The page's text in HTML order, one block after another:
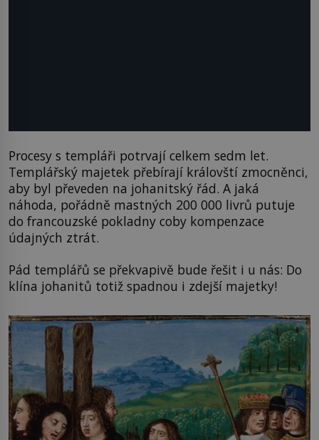
Procesy s templáři potrvají celkem sedm let.
Templářský majetek přebírají královští zmocněnci,
aby byl převeden na johanitský řád. A jaká
náhoda, pořádně mastných 200 000 livrů putuje
do francouzské pokladny coby kompenzace
údajných ztrát.
Pád templářů se překvapivě bude řešit i u nás: Do
klína johanitů totiž spadnou i zdejší majetky!